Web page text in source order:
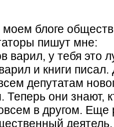
моем блоге
пишут мне:
у тебя это
и книги писал.
депутатам
Теперь они знают,
в другом. Еще